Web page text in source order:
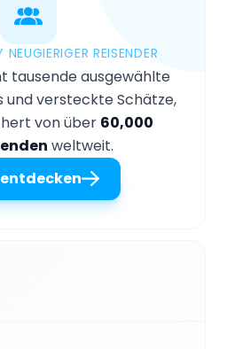
REISENDER
tausende ausgewählte
und versteckte Schätze,
von über 60,000
weltweit.